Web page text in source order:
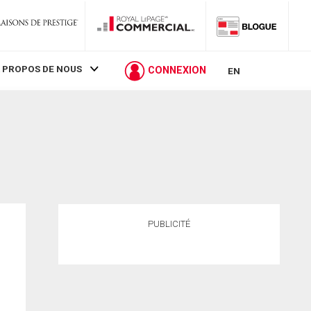
PROPOS DE NOUS CONNEXION EN
PUBLICITÉ